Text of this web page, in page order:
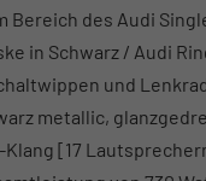
Bereich des Audi
in Schwarz / Audi
und
metallic,
[17